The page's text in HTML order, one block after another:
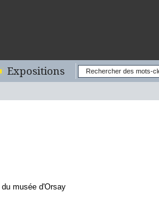
Expositions
musée d'Orsay